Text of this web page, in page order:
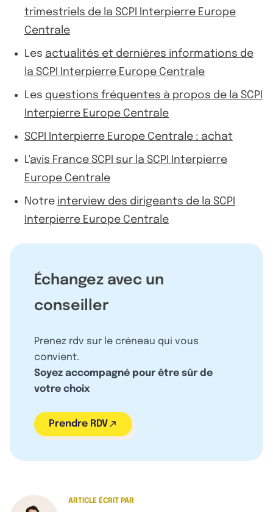
trimestriels de la SCPI Interpierre Europe
Centrale
Les actualités et dernières informations de
la SCPI Interpierre Europe Centrale
Les questions fréquentes à propos de la SCPI
Interpierre Europe Centrale
SCPI Interpierre Europe Centrale : achat
L'avis France SCPI sur la SCPI Interpierre
Europe Centrale
Notre interview des dirigeants de la SCPI
Interpierre Europe Centrale
Échangez avec un
conseiller
Prenez rdv sur le créneau qui vous
convient.
Soyez accompagné pour être sûr de
votre choix
Prendre RDV
ARTICLE ÉCRIT PAR